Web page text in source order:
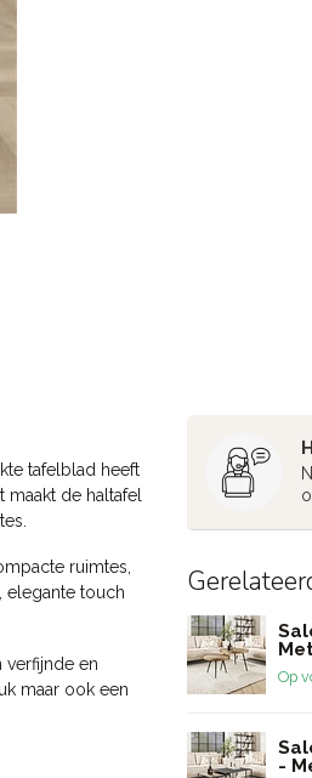
tafelblad heeft
de haltafel
ruimtes,
elegante touch
verfijnde en
maar ook een
Op
-